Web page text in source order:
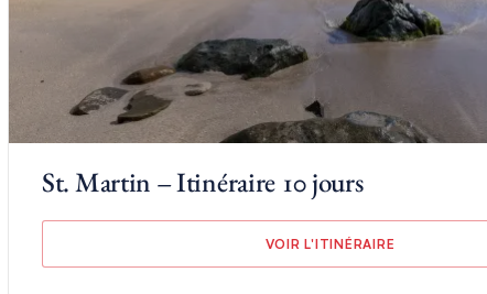
cosmopolite et
St. Martin – Itinéraire 10 jours
VOIR L'ITINÉRAIRE